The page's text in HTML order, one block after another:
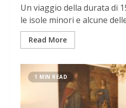
Un viaggio della durata di
le isole minori e alcune
Read More
1 MIN READ